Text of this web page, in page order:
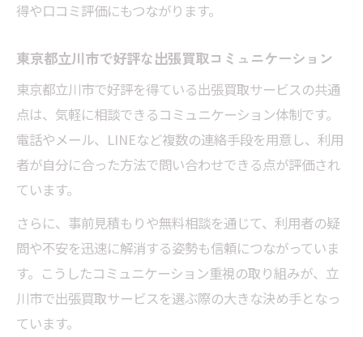
得や口コミ評価にもつながります。
東京都立川市で好評な出張買取コミュニケーション
東京都立川市で好評を得ている出張買取サービスの共通
点は、気軽に相談できるコミュニケーション体制です。
電話やメール、LINEなど複数の連絡手段を用意し、利用
者が自分に合った方法で問い合わせできる点が評価され
ています。
さらに、事前見積もりや無料相談を通じて、利用者の疑
問や不安を迅速に解消する姿勢も信頼につながっていま
す。こうしたコミュニケーション重視の取り組みが、立
川市で出張買取サービスを選ぶ際の大きな決め手となっ
ています。